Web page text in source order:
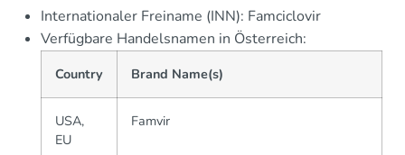
Internationaler Freiname (INN): Famciclovir
Verfügbare Handelsnamen in Österreich:
Country Brand Name(s)
USA,
EU
Famvir